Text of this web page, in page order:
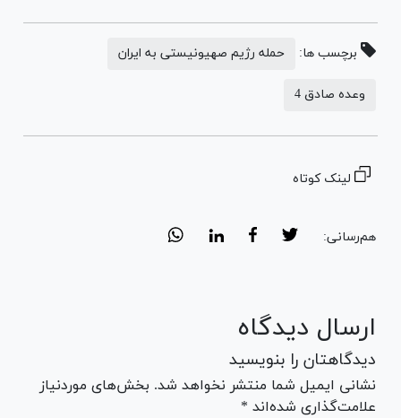
برچسب ها: حمله رژیم صهیونیستی به ایران
وعده صادق 4
لینک کوتاه
هم‌رسانی:
ارسال دیدگاه
دیدگاهتان را بنویسید
نشانی ایمیل شما منتشر نخواهد شد. بخش‌های موردنیاز
علامت‌گذاری شده‌اند *